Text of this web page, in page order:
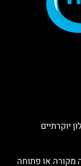
מקורה או פתוחה